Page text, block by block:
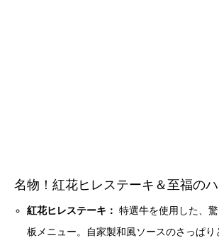
名物！紅花ヒレステーキ＆至福の
紅花ヒレステーキ： 特選牛を使用した、
板メニュー。自家製和風ソースのさっぱり